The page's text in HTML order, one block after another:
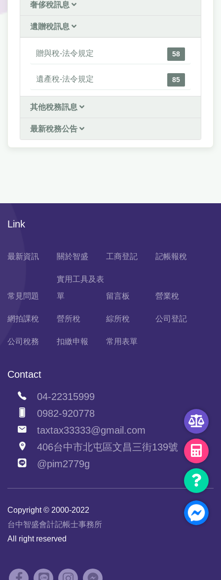
奢侈稅訊息
遺贈稅訊息
贈與稅-法令規定 58
遺產稅-法令規定 85
其他稅務訊息
最新稅務公告
Link
最新資訊 關於智盛 工商登記 記帳報稅
常見問題
實用工具及表
單
留言板 營業稅
網拍課稅 營所稅 綜所稅 公司登記
公司稅務 扣繳申報 常用表單
Contact
04-22315999
0982-920778
taxtax33333@gmail.com
406台中市北屯區文昌三街139號
@pim2779g
Copyright © 2000-2022
台中智盛會計記帳士事務所
All right reserved